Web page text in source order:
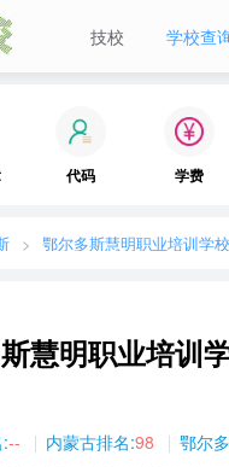
技校 学校查
代码 学费
鄂尔多斯慧明职业培训学校
慧明职业培训
-- 内蒙古排名:98 鄂尔